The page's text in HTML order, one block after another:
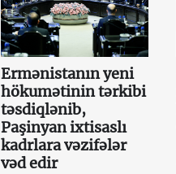
Ermənistanın yeni
hökumətinin tərkibi
təsdiqlənib,
Paşinyan ixtisaslı
kadrlara vəzifələr
vəd edir